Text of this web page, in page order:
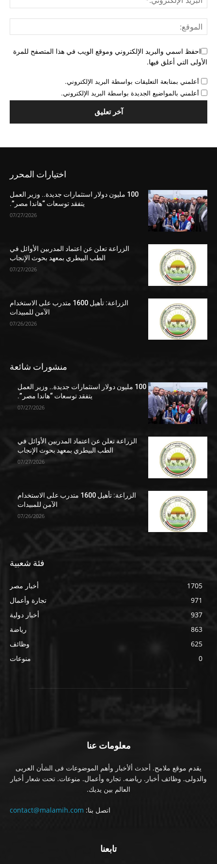
احفظ اسمي والبريد الإلكتروني وموقع الويب في هذا المتصفح للمرة
الأولى التي أعلق فيها.
أعلمني بمتابعة التعليقات بواسطة البريد الإلكتروني.
أعلمني بالمواضيع الجديدة بواسطة البريد الإلكتروني.
اختيارات المحرر
100 مليون دولار استثمارات جديدة.. وزير العمل
يتفقد توسعات “هاندا مصر”.
07/27/2026
الزراعة تعلن عن اعتماد المدربين الأوائل في
الطب البيطري بمعهد بحوث الإنجاب
07/27/2026
الزراعة: تأهيل 1600 متدرب على الاستخدام
الآمن للمبيدات
07/26/2026
منشورات شائعة
100 مليون دولار استثمارات جديدة.. وزير العمل
يتفقد توسعات “هاندا مصر”.
07/27/2026
الزراعة تعلن عن اعتماد المدربين الأوائل في
الطب البيطري بمعهد بحوث الإنجاب
07/27/2026
الزراعة: تأهيل 1600 متدرب على الاستخدام
الآمن للمبيدات
07/26/2026
فئة شعبية
أخبار مصر
1705
تجارة وأعمال
971
أخبار دولية
937
رياضة
863
وظائف
625
منوعات
0
معلومات عنا
يقدم موقع ملامح. أحدث ألأخبار وأهم الموضوعات فى الشأن العربى
والدولى. وظائف أخبار. رياضه. تجاره وأعمال. منوعات. تحت شعار أخبار
العالم بين يديك.
اتصل بنا: contact@malamih.com
تابعنا